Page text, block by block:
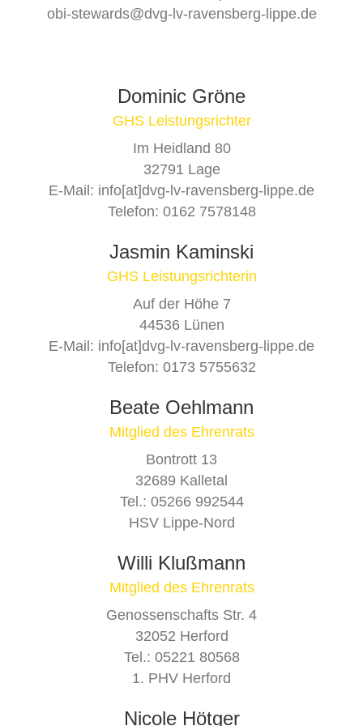
LV) mit 9 Teams und Herrn Ulrich
Kreisjagdberater Gütersloh) als
Schirmherr der Veranstaltung bei bestem
obi-stewards@dvg-lv-ravensberg-lippe.de
Dominic Gröne
GHS Leistungsrichter
Im Heidland 80
32791 Lage
E-Mail: info[at]dvg-lv-ravensberg-lippe.de
Telefon: 0162 7578148
Jasmin Kaminski
GHS Leistungsrichterin
Auf der Höhe 7
44536 Lünen
E-Mail: info[at]dvg-lv-ravensberg-lippe.de
Telefon: 0173 5755632
Beate Oehlmann
Mitglied des Ehrenrats
Bontrott 13
32689 Kalletal
Tel.: 05266 992544
HSV Lippe-Nord
Willi Klußmann
Mitglied des Ehrenrats
Genossenschafts Str. 4
32052 Herford
Tel.: 05221 80568
1. PHV Herford
Nicole Hötger